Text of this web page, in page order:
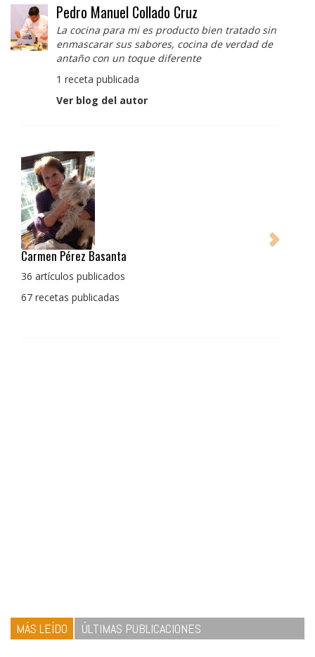
Pedro Manuel Collado Cruz
La cocina para mi es producto bien tratado sin
enmascarar sus sabores, cocina de verdad de
antaño con un toque diferente
1 receta publicada
Ver blog del autor
Pedro Manuel Collado Cruz
La cocina para mi es producto bien tratado sin
con un toque diferente